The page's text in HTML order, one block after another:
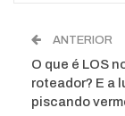
ANTERIOR
O que é LOS
roteador? E a
piscando